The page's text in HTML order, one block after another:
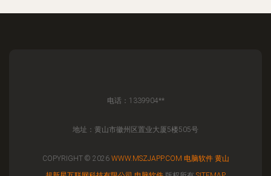
电话：1339904**
地址：黄山市徽州区置业大厦5楼505号
COPYRIGHT © 2026 WWW.MSZJAPP.COM 电脑软件 黄山